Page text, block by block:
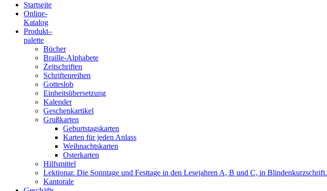
Blindenschrift-
Verlag
Druckerei
gGmbH
Startseite
Online-
Katalog
Produkt–
palette
Bücher
Braille-Alphabete
Zeitschriften
Schriftenreihen
Gotteslob
Einheitsübersetzung
Kalender
Geschenkartikel
Grußkarten
Geburtstagskarten
Karten für jeden Anlass
Weihnachtskarten
Osterkarten
Hilfsmittel
Lektionar. Die Sonntage und Festtage in den Lesejahren A, B und C, in Blindenkurzschrift.
Kantorale